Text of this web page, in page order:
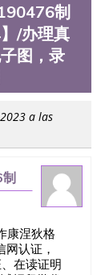
制
/办理真
图，录
a las
康涅狄格
认证，
在读证明